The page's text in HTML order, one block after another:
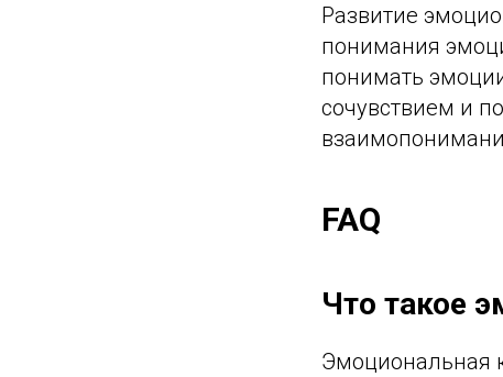
Развитие
понимания
понимать
сочувствием и
FAQ
Что такое
Эмоциональная